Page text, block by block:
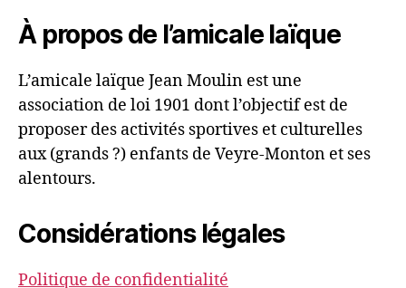
À propos de l’amicale laïque
L’amicale laïque Jean Moulin est une
association de loi 1901 dont l’objectif est de
proposer des activités sportives et culturelles
aux (grands ?) enfants de Veyre-Monton et ses
alentours.
Considérations légales
Politique de confidentialité